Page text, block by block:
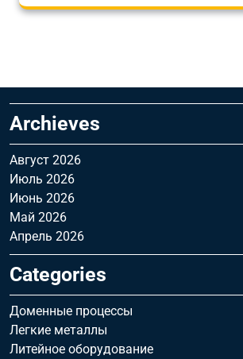
Archieves
Август 2026
Июль 2026
Июнь 2026
Май 2026
Апрель 2026
Categories
Доменные процессы
Легкие металлы
Литейное оборудование